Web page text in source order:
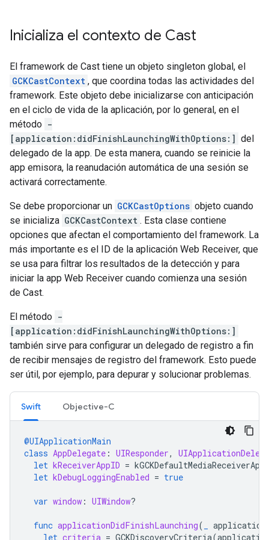
Inicializa el contexto de Cast
El framework de Cast tiene un objeto singleton global, el
GCKCastContext , que coordina todas las actividades del
framework. Este objeto debe inicializarse con anticipación
en el ciclo de vida de la aplicación, por lo general, en el
método -
[application:didFinishLaunchingWithOptions:] del
delegado de la app. De esta manera, cuando se reinicie la
app emisora, la reanudación automática de una sesión se
activará correctamente.
Se debe proporcionar un GCKCastOptions objeto cuando
se inicializa GCKCastContext . Esta clase contiene
opciones que afectan el comportamiento del framework. La
más importante es el ID de la aplicación Web Receiver, que
se usa para filtrar los resultados de la detección y para
iniciar la app Web Receiver cuando comienza una sesión
de Cast.
El método -
[application:didFinishLaunchingWithOptions:]
también sirve para configurar un delegado de registro a fin
de recibir mensajes de registro del framework. Esto puede
ser útil, por ejemplo, para depurar y solucionar problemas.
Swift Objective-C
@UIApplicationMain
class AppDelegate : UIResponder,
let kReceiverAppID =
let kDebugLoggingEnabled = true
var window : UIWindow?
func applicationDidFinishLaunching( application
let criteria = GCKDiscoveryCriteria(